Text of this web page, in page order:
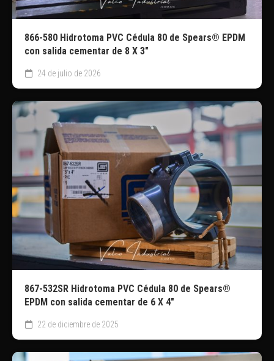
866-580 Hidrotoma PVC Cédula 80 de Spears® EPDM
con salida cementar de 8 X 3″
24 de julio de 2026
867-532SR Hidrotoma PVC Cédula 80 de Spears®
EPDM con salida cementar de 6 X 4″
22 de diciembre de 2025